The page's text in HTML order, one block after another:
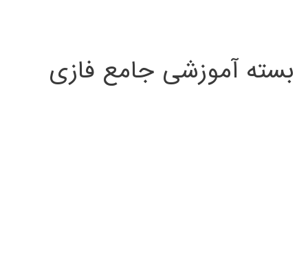
بسته آموزشی جامع فازی